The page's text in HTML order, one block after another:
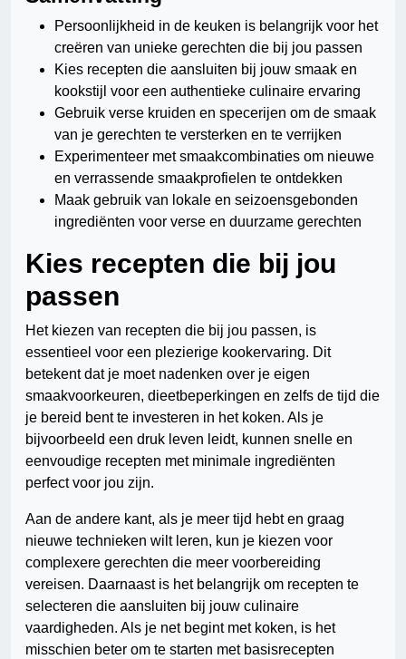
Persoonlijkheid in de keuken is belangrijk voor het
creëren van unieke gerechten die bij jou passen
Kies recepten die aansluiten bij jouw smaak en
kookstijl voor een authentieke culinaire ervaring
Gebruik verse kruiden en specerijen om de smaak
van je gerechten te versterken en te verrijken
Experimenteer met smaakcombinaties om nieuwe
en verrassende smaakprofielen te ontdekken
Maak gebruik van lokale en seizoensgebonden
ingrediënten voor verse en duurzame gerechten
Kies recepten die bij jou
passen
Het kiezen van recepten die bij jou passen, is
essentieel voor een plezierige kookervaring. Dit
betekent dat je moet nadenken over je eigen
smaakvoorkeuren, dieetbeperkingen en zelfs de tijd die
je bereid bent te investeren in het koken. Als je
bijvoorbeeld een druk leven leidt, kunnen snelle en
eenvoudige recepten met minimale ingrediënten
perfect voor jou zijn.
Aan de andere kant, als je meer tijd hebt en graag
nieuwe technieken wilt leren, kun je kiezen voor
complexere gerechten die meer voorbereiding
vereisen. Daarnaast is het belangrijk om recepten te
selecteren die aansluiten bij jouw culinaire
vaardigheden. Als je net begint met koken, is het
misschien beter om te starten met basisrecepten